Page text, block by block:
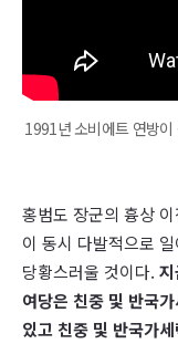
1991년 소비에트 연방
홍범도 장군의 흉상
이 동시 다발적으로
당황스러울 것이다.
여당은 친중 및 반국
있고 친중 및 반국가